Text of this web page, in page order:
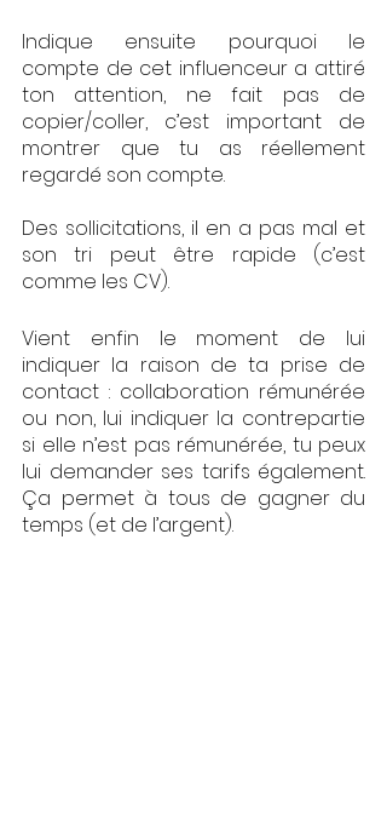
Indique ensuite pourquoi le
compte de cet influenceur a attiré
ton attention, ne fait pas de
copier/coller, c’est important de
montrer que tu as réellement
regardé son compte.
Des sollicitations, il en a pas mal et
son tri peut être rapide (c’est
comme les CV).
Vient enfin le moment de lui
indiquer la raison de ta prise de
contact : collaboration rémunérée
ou non, lui indiquer la contrepartie
si elle n’est pas rémunérée, tu peux
lui demander ses tarifs également.
Ça permet à tous de gagner du
temps (et de l’argent).